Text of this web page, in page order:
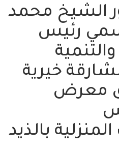
الشيخ محمد
رئيس
خيرية
معرض
بالذيد